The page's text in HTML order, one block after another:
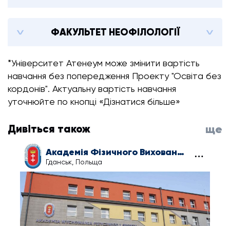
ФАКУЛЬТЕТ НЕОФІЛОЛОГІЇ
*Університет Атенеум може змінити вартість
навчання без попередження Проекту "Освіта без
кордонів". Актуальну вартість навчання
уточнюйте по кнопці «Дізнатися більше»
Дивіться також ще
Академія Фізичного Виховання та Спорту в Гданську
Гданськ, Польща